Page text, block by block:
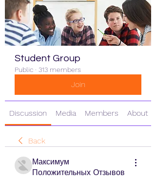
Student Group
Public · 313 members
Join
Discussion Media Members About
Back
Максимум
Положительных Отзывов